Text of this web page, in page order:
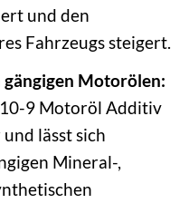
und den
Fahrzeugs steigert.
Motorölen:
10-9 Motoröl Additiv
lässt sich
Mineral-,